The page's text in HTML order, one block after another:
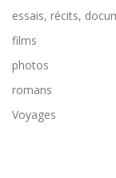
essais, récits,
films
photos
romans
Voyages